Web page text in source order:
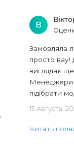
В
Замовляла
просто вау!
виглядає
Менеджери
підібрати
13 Августа,
Читать